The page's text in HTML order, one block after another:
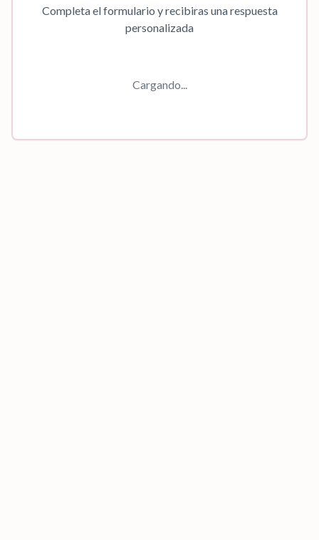
Completa el formulario y recibiras una respuesta
personalizada
Cargando...